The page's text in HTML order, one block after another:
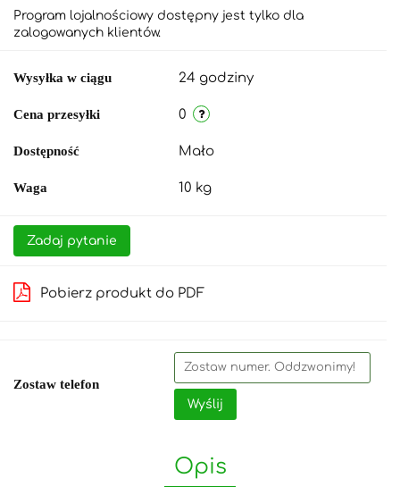
Program lojalnościowy dostępny jest tylko dla
zalogowanych klientów.
Wysyłka w ciągu 24 godziny
Cena przesyłki 0
Dostępność Mało
Waga 10 kg
Zadaj pytanie
Pobierz produkt do PDF
Zostaw telefon
Wyślij
Opis